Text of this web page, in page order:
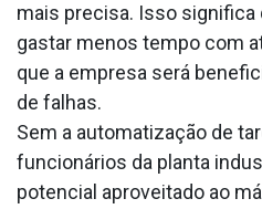
mais precisa. Isso significa
gastar menos tempo com
que a empresa será
de falhas.
Sem a automatização de
funcionários da planta
potencial aproveitado ao